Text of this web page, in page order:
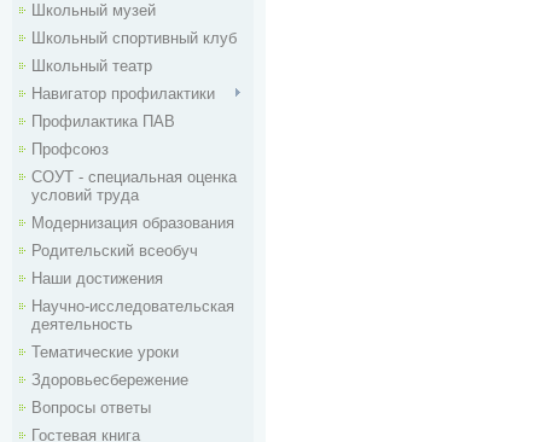
Школьный музей
Школьный спортивный клуб
Школьный театр
Навигатор профилактики
Профилактика ПАВ
Профсоюз
СОУТ - специальная оценка
условий труда
Модернизация образования
Родительский всеобуч
Наши достижения
Научно-исследовательская
деятельность
Тематические уроки
Здоровьесбережение
Вопросы ответы
Гостевая книга